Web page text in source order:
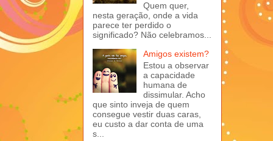
Quem quer,
nesta geração, onde a vida
parece ter perdido o
significado? Não celebramos...
Amigos existem?
Estou a observar
a capacidade
humana de
dissimular. Acho
que sinto inveja de quem
consegue vestir duas caras,
eu custo a dar conta de uma
s...